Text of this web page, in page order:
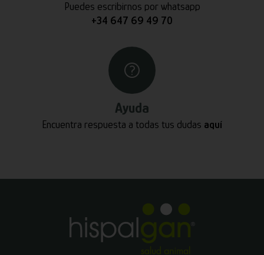
Puedes escribirnos por whatsapp
+34 647 69 49 70
Ayuda
Encuentra respuesta a todas tus dudas aquí